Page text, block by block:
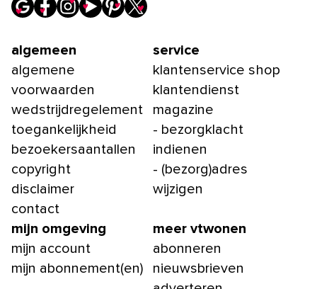
algemeen
algemene
voorwaarden
wedstrijdregelement
toegankelijkheid
bezoekersaantallen
copyright
disclaimer
contact
service
klantenservice shop
klantendienst
magazine
- bezorgklacht
indienen
- (bezorg)adres
wijzigen
mijn omgeving
mijn account
mijn abonnement(en)
meer vtwonen
abonneren
nieuwsbrieven